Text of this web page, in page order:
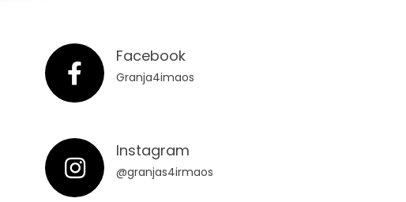
Facebook
Granja4imaos
Instagram
@granjas4irmaos